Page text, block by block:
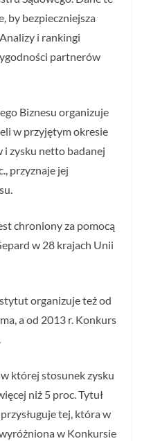
by bezpieczniejsza
i rankingi
partnerów
Biznesu organizuje
w przyjętym okresie
i zysku netto badanej
przyznaje jej
chroniony za pomocą
w 28 krajach Unii
organizuje też od
a od 2013 r. Konkurs
której stosunek zysku
niż 5 proc. Tytuł
tej, która w
w Konkursie